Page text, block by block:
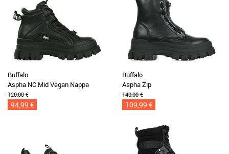
Buffalo
Aspha NC Mid Vegan Nappa
120,00 €
94,99 €
Buffalo
Aspha Zip
140,00 €
109,99 €